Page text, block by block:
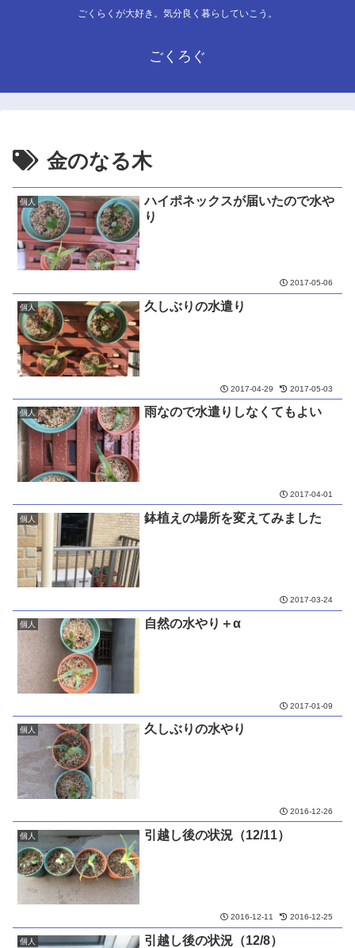
ごくらくが大好き。気分良く暮らしていこう。
ごくろぐ
金のなる木
個人
ハイポネックスが届いたので水や
り
2017-05-06
個人 久しぶりの水遣り
2017-04-29 2017-05-03
個人 雨なので水遣りしなくてもよい
2017-04-01
個人 鉢植えの場所を変えてみました
2017-03-24
個人 自然の水やり＋α
2017-01-09
個人 久しぶりの水やり
2016-12-26
個人 引越し後の状況（12/11）
2016-12-11 2016-12-25
個人 引越し後の状況（12/8）